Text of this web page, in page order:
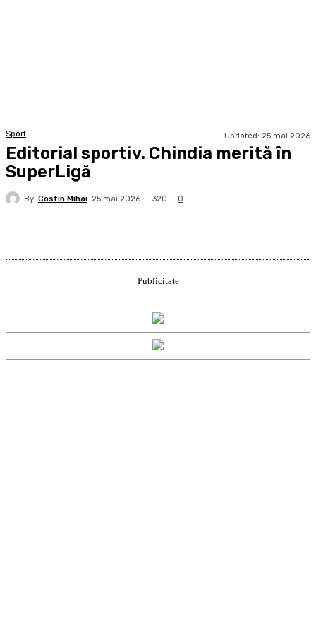
Sport Updated: 25 mai 2026
Editorial sportiv. Chindia merită în
SuperLigă
By Costin Mihai 25 mai 2026 320 0
Publicitate